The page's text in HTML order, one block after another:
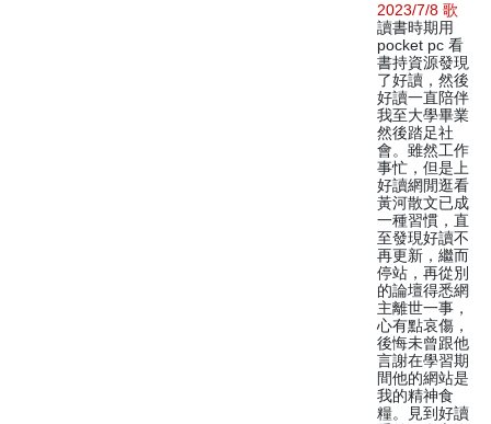
2023/7/8 歌
讀書時期用
pocket pc 看
書持資源發現
了好讀，然後
好讀一直陪伴
我至大學畢業
然後踏足社
會。雖然工作
事忙，但是上
好讀網閒逛看
黃河散文已成
一種習慣，直
至發現好讀不
再更新，繼而
停站，再從別
的論壇得悉網
主離世一事，
心有點哀傷，
後悔未曾跟他
言謝在學習期
間他的網站是
我的精神食
糧。見到好讀